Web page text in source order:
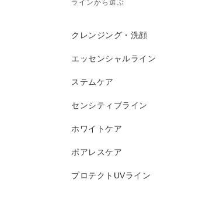
ラインから選ぶ
クレンジング・洗顔
エッセンシャルライン
ステムケア
センシティブライン
ホワイトケア
ポアレスケア
プロテクトUVライン